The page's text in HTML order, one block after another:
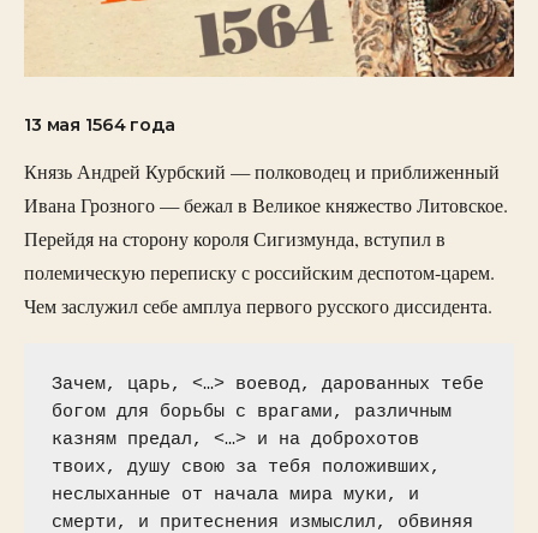
13 мая 1564 года
Князь Андрей Курбский — полководец и приближенный
Ивана Грозного — бежал в Великое княжество Литовское.
Перейдя на сторону короля Сигизмунда, вступил в
полемическую переписку с российским деспотом-царем.
Чем заслужил себе амплуа первого русского диссидента.
Зачем, царь, <…> воевод, дарованных тебе
богом для борьбы с врагами, различным
казням предал, <…> и на доброхотов
твоих, душу свою за тебя положивших,
неслыханные от начала мира муки, и
смерти, и притеснения измыслил, обвиняя